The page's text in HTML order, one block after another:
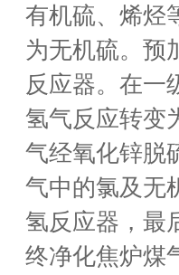
有机硫、烯烃
为无机硫。预
反应器。在一
氢气反应转变
气经氧化锌脱
气中的氯及无
氢反应器，最
终净化焦炉煤